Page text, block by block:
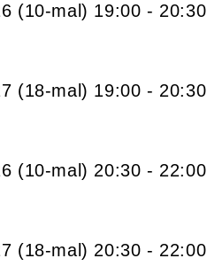
(10-mal) 19:00 - 20:30
(18-mal) 19:00 - 20:30
(10-mal) 20:30 - 22:00
(18-mal) 20:30 - 22:00